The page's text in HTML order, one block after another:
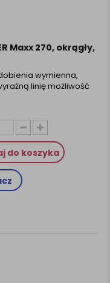
Maxx 270, okrągły,
wymienna,
linię możliwość
do koszyka
i można ją w